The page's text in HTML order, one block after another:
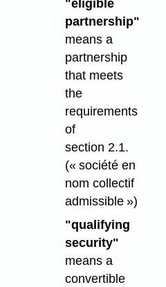
"eligible
partnership"
means a
partnership
that meets
the
requirements
of
section 2.1.
(« société en
nom collectif
admissible »)
"qualifying
security"
means a
convertible